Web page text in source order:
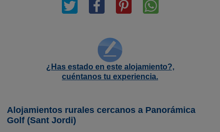
¿Has estado en este alojamiento?,
cuéntanos tu experiencia.
Alojamientos rurales cercanos a Panorámica
Golf (Sant Jordi)